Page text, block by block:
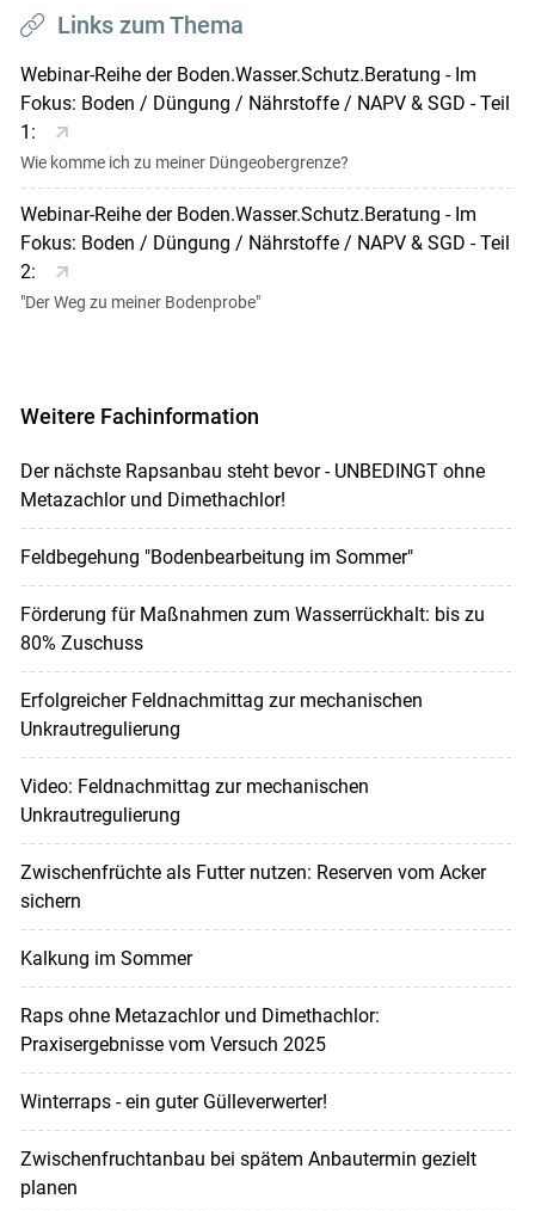
Links zum Thema
Webinar-Reihe der Boden.Wasser.Schutz.Beratung - Im
Fokus: Boden / Düngung / Nährstoffe / NAPV & SGD - Teil
1:
Wie komme ich zu meiner Düngeobergrenze?
Webinar-Reihe der Boden.Wasser.Schutz.Beratung - Im
Fokus: Boden / Düngung / Nährstoffe / NAPV & SGD - Teil
2:
"Der Weg zu meiner Bodenprobe"
Weitere Fachinformation
Der nächste Rapsanbau steht bevor - UNBEDINGT ohne
Metazachlor und Dimethachlor!
Feldbegehung "Bodenbearbeitung im Sommer"
Förderung für Maßnahmen zum Wasserrückhalt: bis zu
80% Zuschuss
Erfolgreicher Feldnachmittag zur mechanischen
Unkrautregulierung
Video: Feldnachmittag zur mechanischen
Unkrautregulierung
Zwischenfrüchte als Futter nutzen: Reserven vom Acker
sichern
Kalkung im Sommer
Raps ohne Metazachlor und Dimethachlor:
Praxisergebnisse vom Versuch 2025
Winterraps - ein guter Gülleverwerter!
Zwischenfruchtanbau bei spätem Anbautermin gezielt
planen